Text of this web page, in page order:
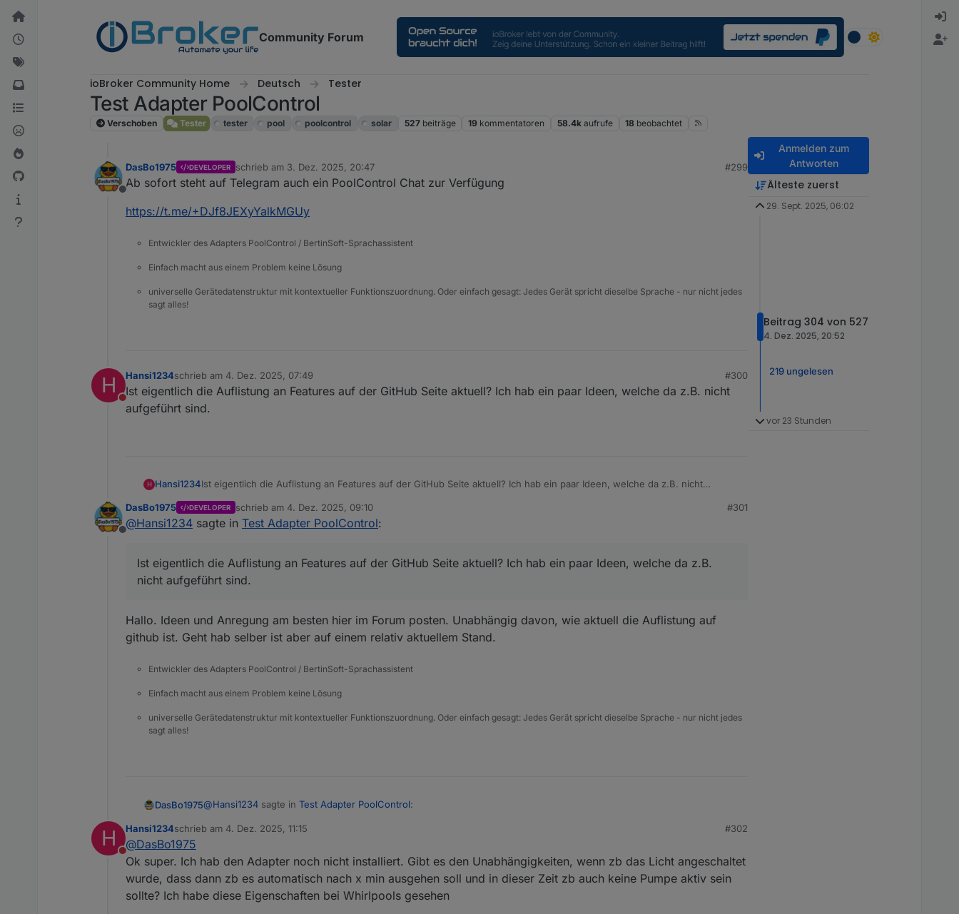
Weiter zum Inhalt
Community Forum
ioBroker Community Home Deutsch Tester
Test Adapter PoolControl
Verschoben Tester tester pool poolcontrol solar 527 beiträge 19 kommentatoren 58.4k aufrufe 18 beobachtet
Offline
DasBo1975 DEVELOPER schrieb am 3. Dez. 2025, 20:47
zuletzt editiert von
#299
Ab sofort steht auf Telegram auch ein PoolControl Chat zur Verfügung
https://t.me/+DJf8JEXyYalkMGUy
Entwickler des Adapters PoolControl / BertinSoft-Sprachassistent
Einfach macht aus einem Problem keine Lösung
universelle Gerätedatenstruktur mit kontextueller Funktionszuordnung. Oder einfach gesagt: Jedes Gerät spricht dieselbe Sprache - nur nicht jedes
sagt alles!
H
Nicht stören
Hansi1234schrieb am 4. Dez. 2025, 07:49
zuletzt editiert von
#300
Ist eigentlich die Auflistung an Features auf der GitHub Seite aktuell? Ich hab ein paar Ideen, welche da z.B. nicht
aufgeführt sind.
H Hansi1234Ist eigentlich die Auflistung an Features auf der GitHub Seite aktuell? Ich hab ein paar Ideen, welche da z.B. nicht
Offline
DasBo1975 DEVELOPER schrieb am 4. Dez. 2025, 09:10
zuletzt editiert von
#301
@Hansi1234 sagte in Test Adapter PoolControl:
Ist eigentlich die Auflistung an Features auf der GitHub Seite aktuell? Ich hab ein paar Ideen, welche da z.B.
nicht aufgeführt sind.
Hallo. Ideen und Anregung am besten hier im Forum posten. Unabhängig davon, wie aktuell die Auflistung auf
github ist. Geht hab selber ist aber auf einem relativ aktuellem Stand.
Entwickler des Adapters PoolControl / BertinSoft-Sprachassistent
Einfach macht aus einem Problem keine Lösung
universelle Gerätedatenstruktur mit kontextueller Funktionszuordnung. Oder einfach gesagt: Jedes Gerät spricht dieselbe Sprache - nur nicht jedes
sagt alles!
DasBo1975@Hansi1234 sagte in Test Adapter PoolControl:
aufgeführt sind.
Hallo. Ideen und Anregung am besten hier im Forum posten. Unabhängig davon, wie aktuell die Auflistung auf github ist.
Geht hab selber ist aber auf einem relativ aktuellem Stand.
H
Nicht stören
Hansi1234schrieb am 4. Dez. 2025, 11:15
zuletzt editiert von
#302
@DasBo1975
Ok super. Ich hab den Adapter noch nicht installiert. Gibt es den Unabhängigkeiten, wenn zb das Licht angeschaltet
wurde, dass dann zb es automatisch nach x min ausgehen soll und in dieser Zeit zb auch keine Pumpe aktiv sein
sollte? Ich habe diese Eigenschaften bei Whirlpools gesehen
Anmelden zum
Antworten
Älteste zuerst
29. Sept. 2025, 06:02
Beitrag 304 von 527
4. Dez. 2025, 20:52
219 ungelesen
vor 23 Stunden